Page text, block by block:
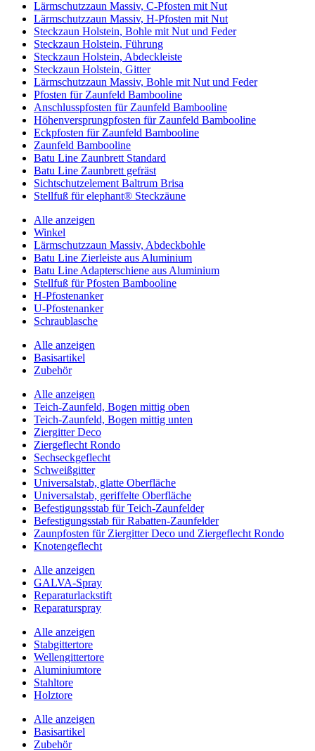
Lärmschutzzaun Massiv, C-Pfosten mit Nut
Lärmschutzzaun Massiv, H-Pfosten mit Nut
Steckzaun Holstein, Bohle mit Nut und Feder
Steckzaun Holstein, Führung
Steckzaun Holstein, Abdeckleiste
Steckzaun Holstein, Gitter
Lärmschutzzaun Massiv, Bohle mit Nut und Feder
Pfosten für Zaunfeld Bambooline
Anschlusspfosten für Zaunfeld Bambooline
Höhenversprungpfosten für Zaunfeld Bambooline
Eckpfosten für Zaunfeld Bambooline
Zaunfeld Bambooline
Batu Line Zaunbrett Standard
Batu Line Zaunbrett gefräst
Sichtschutzelement Baltrum Brisa
Stellfuß für elephant® Steckzäune
Alle anzeigen
Winkel
Lärmschutzzaun Massiv, Abdeckbohle
Batu Line Zierleiste aus Aluminium
Batu Line Adapterschiene aus Aluminium
Stellfuß für Pfosten Bambooline
H-Pfostenanker
U-Pfostenanker
Schraublasche
Alle anzeigen
Basisartikel
Zubehör
Alle anzeigen
Teich-Zaunfeld, Bogen mittig oben
Teich-Zaunfeld, Bogen mittig unten
Ziergitter Deco
Ziergeflecht Rondo
Sechseckgeflecht
Schweißgitter
Universalstab, glatte Oberfläche
Universalstab, geriffelte Oberfläche
Befestigungsstab für Teich-Zaunfelder
Befestigungsstab für Rabatten-Zaunfelder
Zaunpfosten für Ziergitter Deco und Ziergeflecht Rondo
Knotengeflecht
Alle anzeigen
GALVA-Spray
Reparaturlackstift
Reparaturspray
Alle anzeigen
Stabgittertore
Wellengittertore
Aluminiumtore
Stahltore
Holztore
Alle anzeigen
Basisartikel
Zubehör